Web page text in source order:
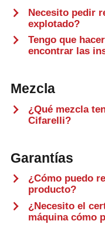
Empresa
News & Eventos
Búsqueda
Necesito pedir
explotado?
Tengo que
encontrar las
Mezcla
¿Qué mezcla
Cifarelli?
Garantías
¿Cómo puedo
producto?
¿Necesito el
máquina cómo